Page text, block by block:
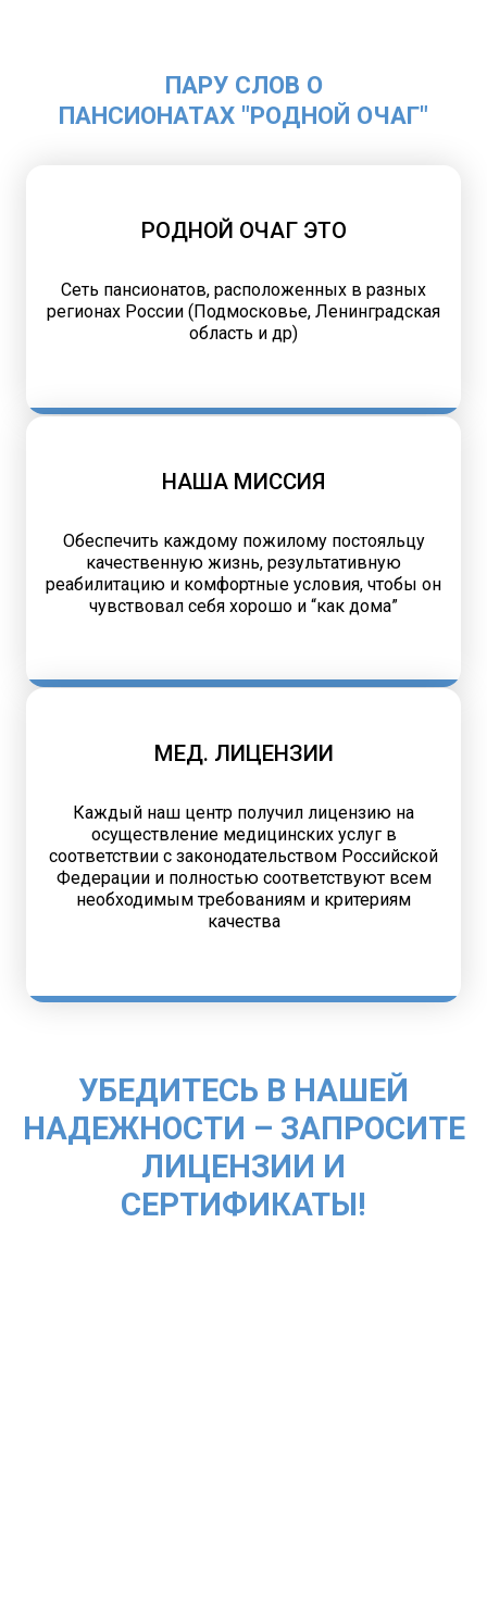
ПАРУ СЛОВ О
ПАНСИОНАТАХ "РОДНОЙ ОЧАГ"
РОДНОЙ ОЧАГ ЭТО
Сеть пансионатов, расположенных в разных
регионах России (Подмосковье, Ленинградская
область и др)
НАША МИССИЯ
Обеспечить каждому пожилому постояльцу
качественную жизнь, результативную
реабилитацию и комфортные условия, чтобы он
чувствовал себя хорошо и “как дома”
МЕД. ЛИЦЕНЗИИ
Каждый наш центр получил лицензию на
осуществление медицинских услуг в
соответствии с законодательством Российской
Федерации и полностью соответствуют всем
необходимым требованиям и критериям
качества
УБЕДИТЕСЬ В НАШЕЙ
НАДЕЖНОСТИ – ЗАПРОСИТЕ
ЛИЦЕНЗИИ И
СЕРТИФИКАТЫ!